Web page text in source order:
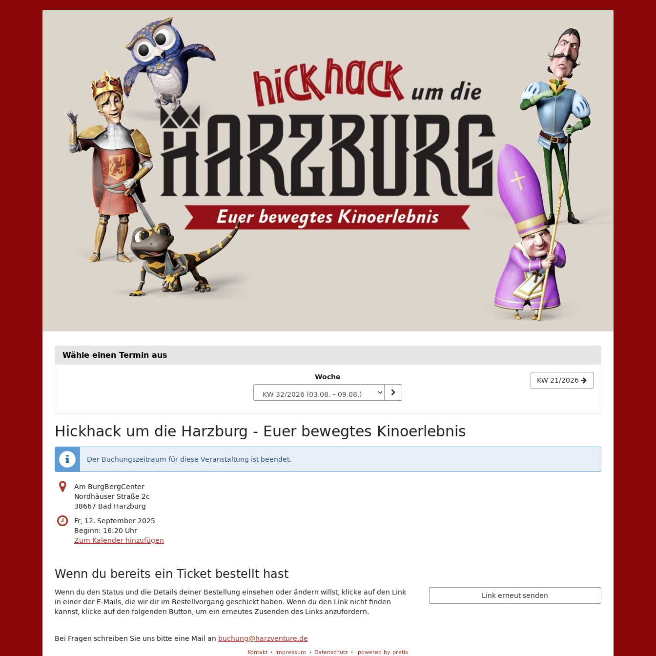
Hickhack
Harzburg
Euer
bewegtes
Kinoerlebnis
Wähle einen Termin aus
auswählen
Woche KW 21/2026
Hickhack um die Harzburg - Euer bewegtes Kinoerlebnis
Der Buchungszeitraum für diese Veranstaltung ist beendet.
Am BurgBergCenter
Nordhäuser Straße 2c
38667 Bad Harzburg
Fr, 12. September 2025
Beginn: 16:20 Uhr
Zum Kalender hinzufügen
Wenn du bereits ein Ticket bestellt hast
Wenn du den Status und die Details deiner Bestellung einsehen oder ändern willst, klicke auf den Link
in einer der E-Mails, die wir dir im Bestellvorgang geschickt haben. Wenn du den Link nicht finden
kannst, klicke auf den folgenden Button, um ein erneutes Zusenden des Links anzufordern.
Link erneut senden
Bei Fragen schreiben Sie uns bitte eine Mail an buchung@harzventure.de
Kontakt Impressum Datenschutz powered by pretix